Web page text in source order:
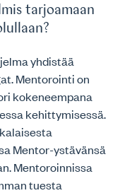
tarjoamaan
yhdistää
Mentorointi on
kokeneempana
kehittymisessä.
Mentor-ystävänsä
Mentoroinnissa
tuesta